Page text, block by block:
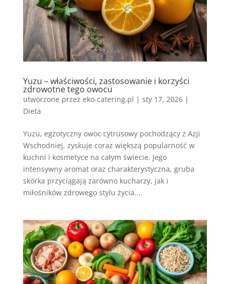
Yuzu – właściwości, zastosowanie i korzyści
zdrowotne tego owocu
utworzone przez eko-catering.pl | sty 17, 2026|
Dieta
Yuzu, egzotyczny owoc cytrusowy pochodzący z Azji
Wschodniej, zyskuje coraz większą popularność w
kuchni i kosmetyce na całym świecie. Jego
intensywny aromat oraz charakterystyczna, gruba
skórka przyciągają zarówno kucharzy, jak i
miłośników zdrowego stylu życia....